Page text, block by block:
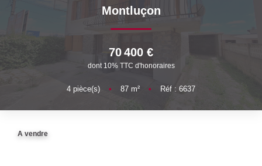
NOTRE AGENCE
Qui Sommes-Nous
Montluçon
70 400 €
dont 10% TTC d'honoraires
4 pièce(s) • 87 m² • Réf : 6637
A vendre